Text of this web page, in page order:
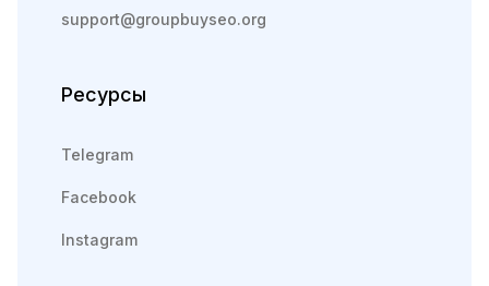
support@groupbuyseo.org
Ресурсы
Telegram
Facebook
Instagram